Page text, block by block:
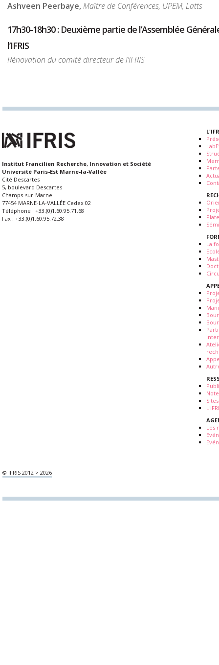
Ashveen Peerbaye,Maître de Conférences, UPEM, Latts
17h30-18h30 : Deuxième partie de l’Assemblée
l’IFRIS
Rénovation du comité directeur de l’IFRIS
Institut Francilien Recherche, Innovation et Société
Université Paris-Est Marne-la-Vallée
Cité Descartes
5, boulevard Descartes
Champs-sur-Marne
77454 MARNE-LA-VALLÉE Cedex 02
Téléphone : +33.(0)1.60.95.71.68
Fax : +33.(0)1.60.95.72.38
La
Les
© IFRIS 2012 > 2026